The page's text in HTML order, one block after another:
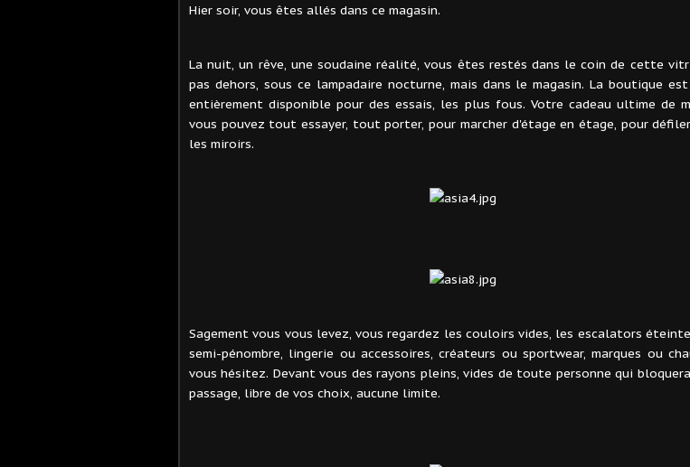
Hier soir, vous êtes allés dans ce magasin.
La nuit, un rêve, une soudaine réalité, vous êtes restés dans le coin de cette
pas dehors, sous ce lampadaire nocturne, mais dans le magasin. La boutique
entièrement disponible pour des essais, les plus fous. Votre cadeau ultime de
vous pouvez tout essayer, tout porter, pour marcher d'étage en étage, pour
les miroirs.
Sagement vous vous levez, vous regardez les couloirs vides, les escalators
semi-pénombre, lingerie ou accessoires, créateurs ou sportwear, marques ou
vous hésitez. Devant vous des rayons pleins, vides de toute personne qui
passage, libre de vos choix, aucune limite.